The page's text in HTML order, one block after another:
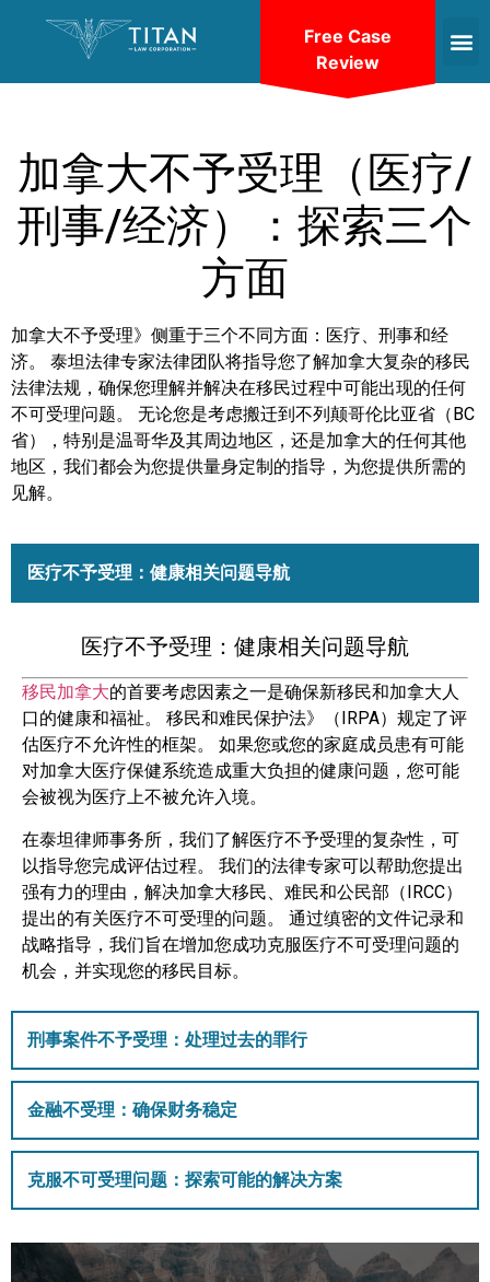
加拿大不予受理（医疗/
刑事/经济）：探索三个
方面
加拿大不予受理》侧重于三个不同方面：医疗、刑事和经
济。 泰坦法律专家法律团队将指导您了解加拿大复杂的移民
法律法规，确保您理解并解决在移民过程中可能出现的任何
不可受理问题。 无论您是考虑搬迁到不列颠哥伦比亚省（BC
省），特别是温哥华及其周边地区，还是加拿大的任何其他
地区，我们都会为您提供量身定制的指导，为您提供所需的
见解。
医疗不予受理：健康相关问题导航
医疗不予受理：健康相关问题导航
移民加拿大的首要考虑因素之一是确保新移民和加拿大人
口的健康和福祉。 移民和难民保护法》（IRPA）规定了评
估医疗不允许性的框架。 如果您或您的家庭成员患有可能
对加拿大医疗保健系统造成重大负担的健康问题，您可能
会被视为医疗上不被允许入境。
在泰坦律师事务所，我们了解医疗不予受理的复杂性，可
以指导您完成评估过程。 我们的法律专家可以帮助您提出
强有力的理由，解决加拿大移民、难民和公民部（IRCC）
提出的有关医疗不可受理的问题。 通过缜密的文件记录和
战略指导，我们旨在增加您成功克服医疗不可受理问题的
机会，并实现您的移民目标。
刑事案件不予受理：处理过去的罪行
金融不受理：确保财务稳定
克服不可受理问题：探索可能的解决方案
Free Case
Review